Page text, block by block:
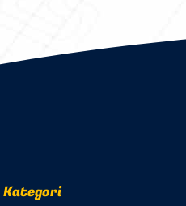
Kategori